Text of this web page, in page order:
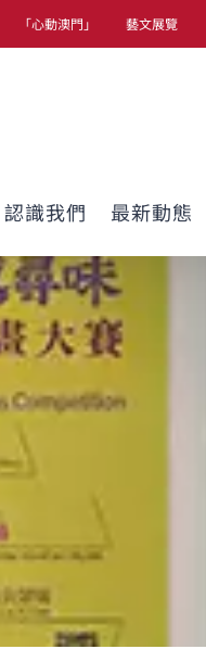
「心動澳門」 藝文展覽
認識我們 最新動態